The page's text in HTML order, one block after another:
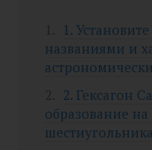
1.
названиями и
2. Гексагон
образование